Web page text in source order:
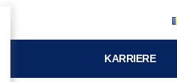
KARRIERE